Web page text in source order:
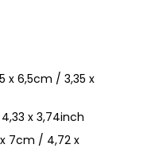
x 6,5cm / 3,35 x
x 3,74inch
x 7cm / 4,72 x